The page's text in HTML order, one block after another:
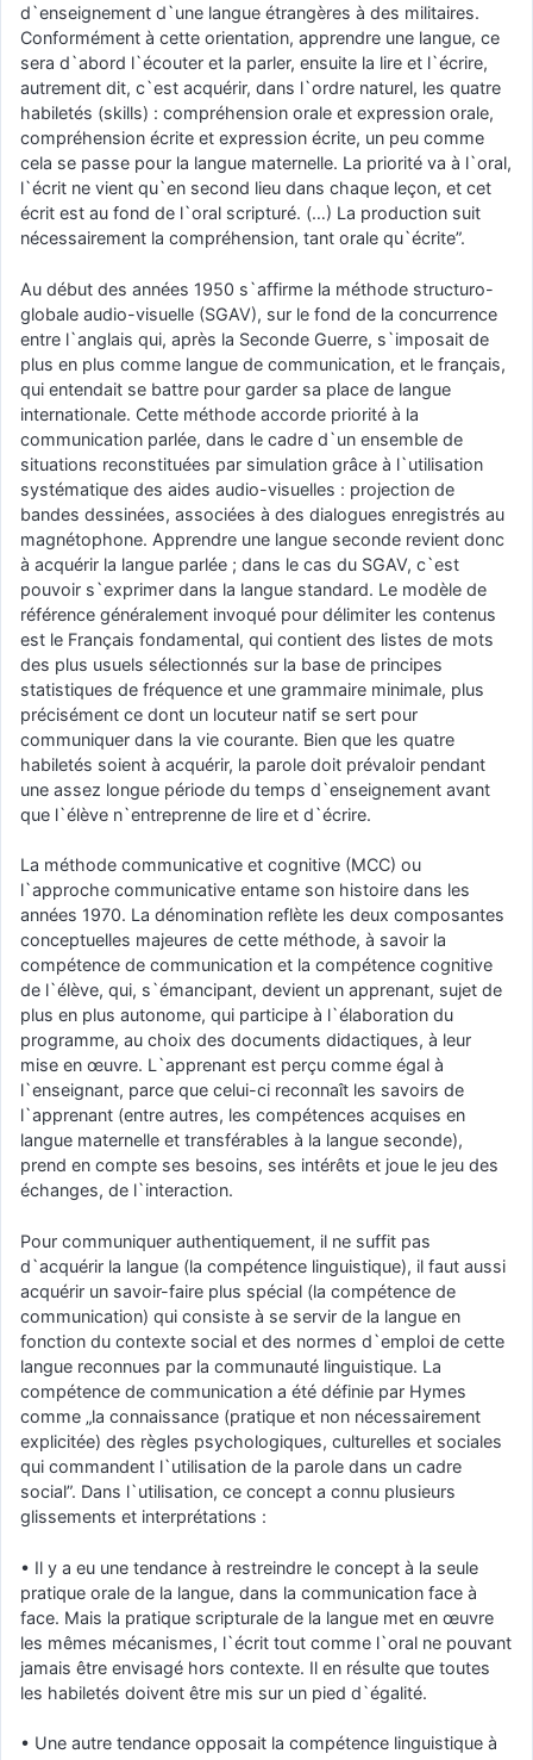
d`enseignement d`une langue étrangères à des militaires.
Conformément à cette orientation, apprendre une langue, ce
sera d`abord l`écouter et la parler, ensuite la lire et l`écrire,
autrement dit, c`est acquérir, dans l`ordre naturel, les quatre
habiletés (skills) : compréhension orale et expression orale,
compréhension écrite et expression écrite, un peu comme
cela se passe pour la langue maternelle. La priorité va à l`oral,
l`écrit ne vient qu`en second lieu dans chaque leçon, et cet
écrit est au fond de l`oral scripturé. (…) La production suit
nécessairement la compréhension, tant orale qu`écrite”.
Au début des années 1950 s`affirme la méthode structuro-
globale audio-visuelle (SGAV), sur le fond de la concurrence
entre l`anglais qui, après la Seconde Guerre, s`imposait de
plus en plus comme langue de communication, et le français,
qui entendait se battre pour garder sa place de langue
internationale. Cette méthode accorde priorité à la
communication parlée, dans le cadre d`un ensemble de
situations reconstituées par simulation grâce à l`utilisation
systématique des aides audio-visuelles : projection de
bandes dessinées, associées à des dialogues enregistrés au
magnétophone. Apprendre une langue seconde revient donc
à acquérir la langue parlée ; dans le cas du SGAV, c`est
pouvoir s`exprimer dans la langue standard. Le modèle de
référence généralement invoqué pour délimiter les contenus
est le Français fondamental, qui contient des listes de mots
des plus usuels sélectionnés sur la base de principes
statistiques de fréquence et une grammaire minimale, plus
précisément ce dont un locuteur natif se sert pour
communiquer dans la vie courante. Bien que les quatre
habiletés soient à acquérir, la parole doit prévaloir pendant
une assez longue période du temps d`enseignement avant
que l`élève n`entreprenne de lire et d`écrire.
La méthode communicative et cognitive (MCC) ou
l`approche communicative entame son histoire dans les
années 1970. La dénomination reflète les deux composantes
conceptuelles majeures de cette méthode, à savoir la
compétence de communication et la compétence cognitive
de l`élève, qui, s`émancipant, devient un apprenant, sujet de
plus en plus autonome, qui participe à l`élaboration du
programme, au choix des documents didactiques, à leur
mise en œuvre. L`apprenant est perçu comme égal à
l`enseignant, parce que celui-ci reconnaît les savoirs de
l`apprenant (entre autres, les compétences acquises en
langue maternelle et transférables à la langue seconde),
prend en compte ses besoins, ses intérêts et joue le jeu des
échanges, de l`interaction.
Pour communiquer authentiquement, il ne suffit pas
d`acquérir la langue (la compétence linguistique), il faut aussi
acquérir un savoir-faire plus spécial (la compétence de
communication) qui consiste à se servir de la langue en
fonction du contexte social et des normes d`emploi de cette
langue reconnues par la communauté linguistique. La
compétence de communication a été définie par Hymes
comme „la connaissance (pratique et non nécessairement
explicitée) des règles psychologiques, culturelles et sociales
qui commandent l`utilisation de la parole dans un cadre
social”. Dans l`utilisation, ce concept a connu plusieurs
glissements et interprétations :
• Il y a eu une tendance à restreindre le concept à la seule
pratique orale de la langue, dans la communication face à
face. Mais la pratique scripturale de la langue met en œuvre
les mêmes mécanismes, l`écrit tout comme l`oral ne pouvant
jamais être envisagé hors contexte. Il en résulte que toutes
les habiletés doivent être mis sur un pied d`égalité.
• Une autre tendance opposait la compétence linguistique à